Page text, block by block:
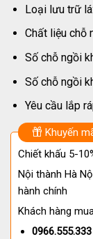
Loại lưu trữ
Chất liệu chỗ
Số chỗ ngồi
Số chỗ ngồi
Yêu cầu lắp
Khuyến
Chiết khấu 5-
Nội thành Hà
hành chính
Khách hàng
0966.555.333